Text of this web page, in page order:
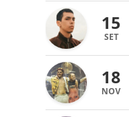
15
SET
18
NOV